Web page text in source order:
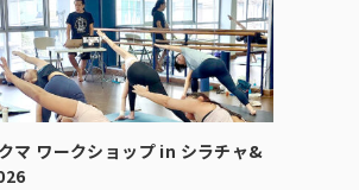
マ ワークショップ in シラチャ&